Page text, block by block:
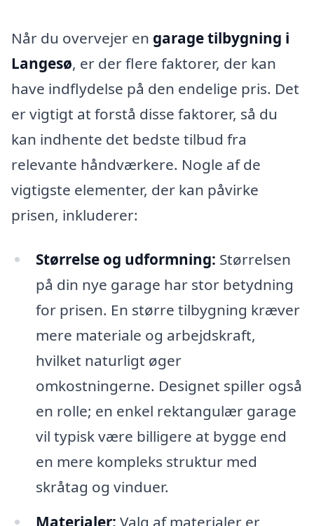
Når du overvejer en garage tilbygning i
Langesø, er der flere faktorer, der kan
have indflydelse på den endelige pris. Det
er vigtigt at forstå disse faktorer, så du
kan indhente det bedste tilbud fra
relevante håndværkere. Nogle af de
vigtigste elementer, der kan påvirke
prisen, inkluderer:
Størrelse og udformning: Størrelsen
på din nye garage har stor betydning
for prisen. En større tilbygning kræver
mere materiale og arbejdskraft,
hvilket naturligt øger
omkostningerne. Designet spiller også
en rolle; en enkel rektangulær garage
vil typisk være billigere at bygge end
en mere kompleks struktur med
skråtag og vinduer.
Materialer: Valg af materialer er